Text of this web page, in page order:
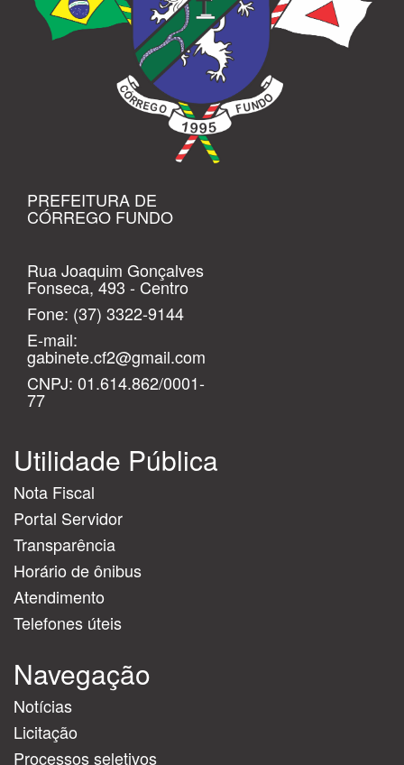
PREFEITURA DE
CÓRREGO FUNDO
Rua Joaquim Gonçalves
Fonseca, 493 - Centro
Fone: (37) 3322-9144
E-mail:
gabinete.cf2@gmail.com
CNPJ: 01.614.862/0001-
77
Utilidade Pública
Nota Fiscal
Portal Servidor
Transparência
Horário de ônibus
Atendimento
Telefones úteis
Navegação
Notícias
Licitação
Processos seletivos